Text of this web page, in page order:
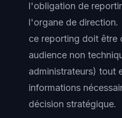
l'obligation de
l'organe de direction.
ce reporting doit être
audience non
administrateurs) tout
informations
décision stratégique.